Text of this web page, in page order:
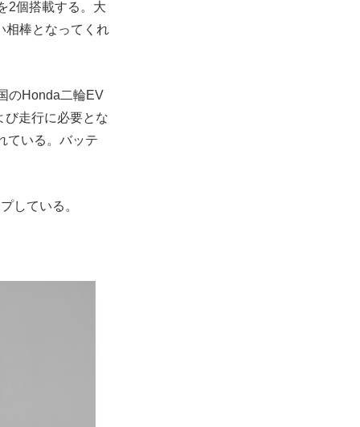
2個搭載する。大
相棒となってくれ
のHonda二輪EV
び走行に必要とな
ている。バッテ
している。